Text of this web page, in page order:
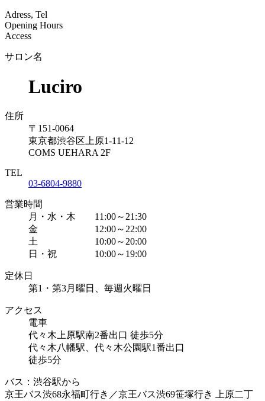
Adress, Tel
Opening Hours
Access
サロン名
Luciro
住所
〒151-0064
東京都渋谷区上原1-11-12
COMS UEHARA 2F
TEL
03-6804-9880
営業時間
月・水・木 11:00～21:30
金 12:00～22:00
土 10:00～20:00
日・祝 10:00～19:00
定休日
第1・第3月曜日、毎週火曜日
アクセス
電車
代々木上原駅南2番出口 徒歩5分
代々木八幡駅、代々木公園駅1番出口
徒歩5分
バス：渋谷駅から
京王バス渋68永福町行き／京王バス渋69笹塚行き 上原二丁